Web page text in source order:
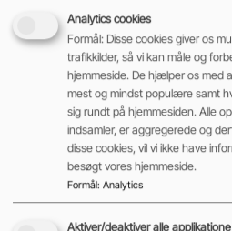
Analytics cookies
Formål: Disse cookies giver os
trafikkilder, så vi kan måle og
hjemmeside. De hjælper os med
mest og mindst populære samt
sig rundt på hjemmesiden. Alle
indsamler, er aggregerede og
disse cookies, vil vi ikke have
besøgt vores hjemmeside.
Formål: Analytics
Aktiver/deaktiver alle applikatione